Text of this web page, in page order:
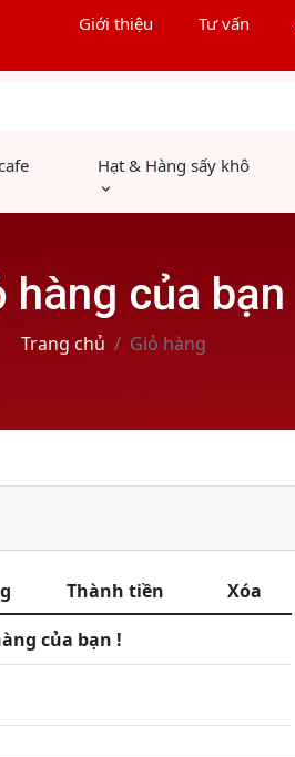
Giới thiệu Tư vấn
Hạt & Hàng sấy khô
hàng của bạn
Trang chủ Giỏ hàng
Thành tiền
Xóa
của bạn !